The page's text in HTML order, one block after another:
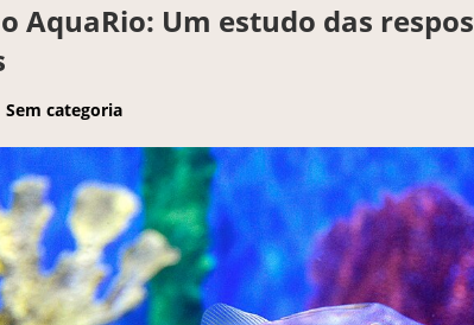
AquaRio: Um estudo das
Sem categoria